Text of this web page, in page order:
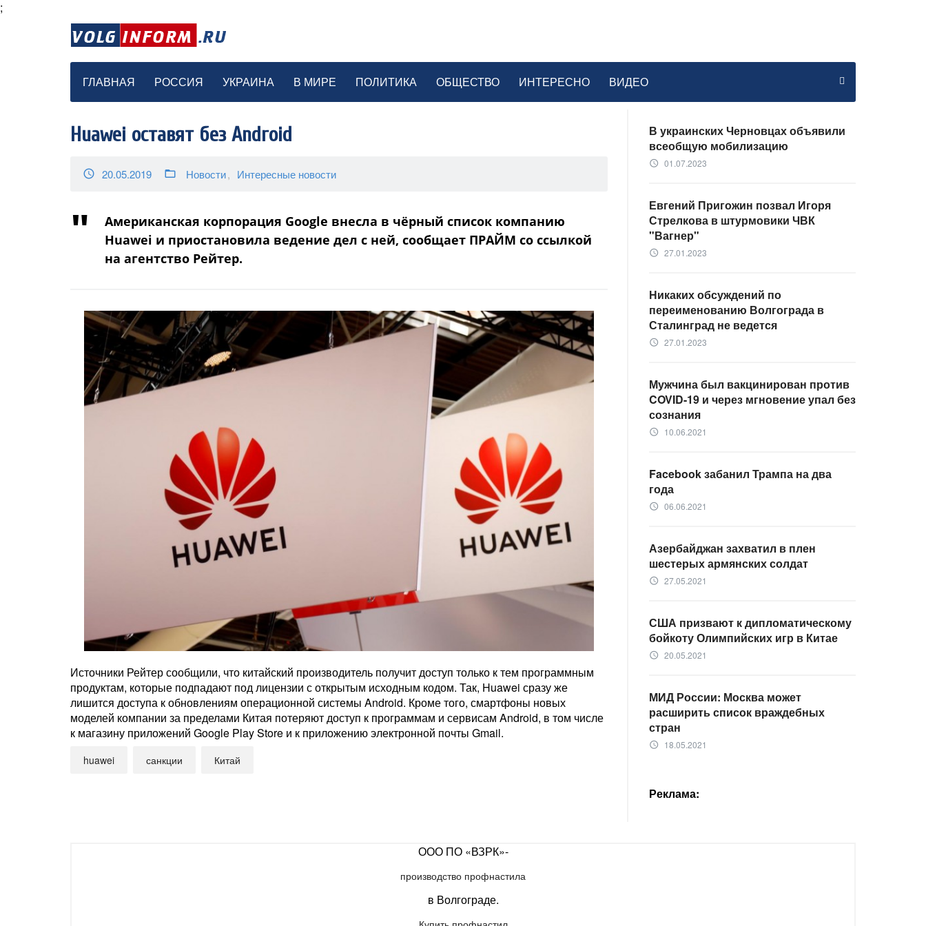
;
ГЛАВНАЯ РОССИЯ УКРАИНА В МИРЕ ПОЛИТИКА ОБЩЕСТВО ИНТЕРЕСНО ВИДЕО
Huawei оставят без Android
access_time 20.05.2019 folder_open Новости Интересные новости
Американская корпорация Google внесла в чёрный список компанию
Huawei и приостановила ведение дел с ней, сообщает ПРАЙМ со ссылкой
на агентство Рейтер.
Источники Рейтер сообщили, что китайский производитель получит доступ только к тем программным
продуктам, которые подпадают под лицензии с открытым исходным кодом. Так, Huawei сразу же
лишится доступа к обновлениям операционной системы Android. Кроме того, смартфоны новых
моделей компании за пределами Китая потеряют доступ к программам и сервисам Android, в том числе
к магазину приложений Google Play Store и к приложению электронной почты Gmail.
huawei санкции Китай
В украинских Черновцах объявили
всеобщую мобилизацию
access_time 01.07.2023
Евгений Пригожин позвал Игоря
Стрелкова в штурмовики ЧВК
"Вагнер"
access_time 27.01.2023
Никаких обсуждений по
переименованию Волгограда в
Сталинград не ведется
access_time 27.01.2023
Мужчина был вакцинирован против
COVID-19 и через мгновение упал без
сознания
access_time 10.06.2021
Facebook забанил Трампа на два
года
access_time 06.06.2021
Азербайджан захватил в плен
шестерых армянских солдат
access_time 27.05.2021
США призвают к дипломатическому
бойкоту Олимпийских игр в Китае
access_time 20.05.2021
МИД России: Москва может
расширить список враждебных
стран
access_time 18.05.2021
Реклама:
ООО ПО «ВЗРК»-
производство профнастила
в Волгограде.